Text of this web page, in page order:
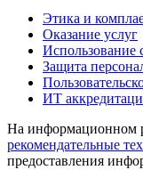
Этика и
Оказание услуг
Использование
Защита
ИТ
На информационном
рекомендательные
предоставления